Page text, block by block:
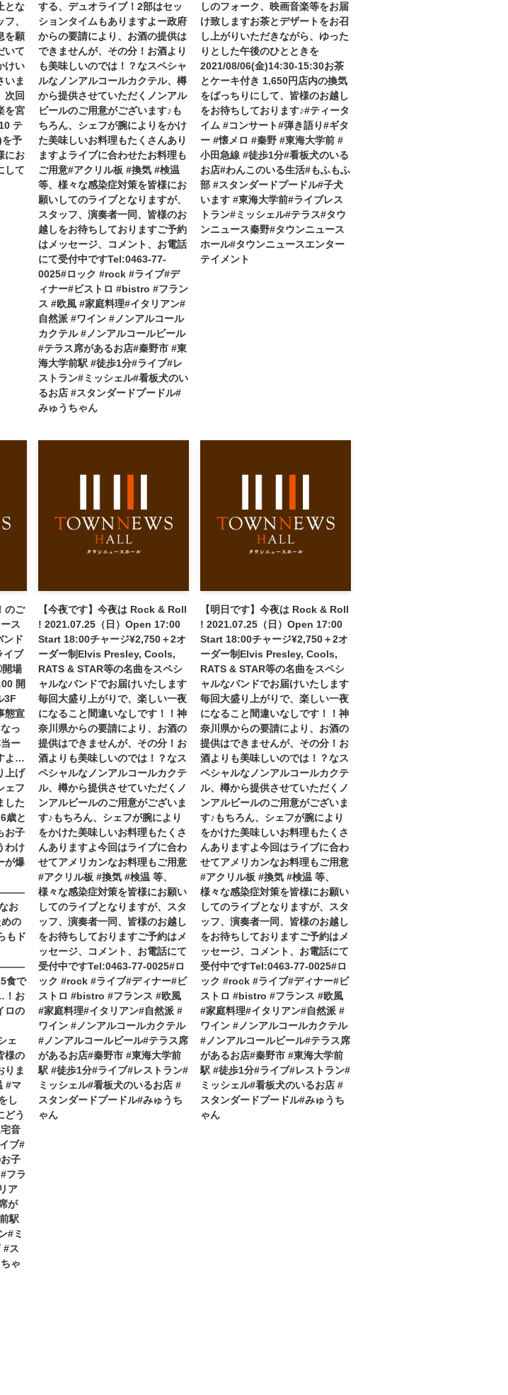
とな
、
を願
いて
けい
いま
次回
を宮
テ
を予
にお
して
する、デュオライブ！2部はセッ
ションタイムもありますよー政府
からの要請により、お酒の提供は
できませんが、その分！お酒より
も美味しいのでは！？なスペシャ
ルなノンアルコールカクテル、樽
から提供させていただくノンアル
ビールのご用意がございます♪も
ちろん、シェフが腕によりをかけ
た美味しいお料理もたくさんあり
ますよライブに合わせたお料理も
ご用意#アクリル板 #換気 #検温
等、様々な感染症対策を皆様にお
願いしてのライブとなりますが、
スタッフ、演奏者一同、皆様のお
越しをお待ちしておりますご予約
はメッセージ、コメント、お電話
にて受付中ですTel:0463-77-
0025#ロック #rock #ライブ#デ
ィナー#ビストロ #bistro #フラン
ス #欧風 #家庭料理#イタリアン#
自然派 #ワイン #ノンアルコール
カクテル #ノンアルコールビール
#テラス席があるお店#秦野市 #東
海大学前駅 #徒歩1分#ライブ#レ
ストラン#ミッシェル#看板犬のい
るお店 #スタンダードプードル#
みゅうちゃん
しのフォーク、映画音楽等をお届
け致します️お茶とデザートをお召
し上がりいただきながら、ゆった
りとした午後のひとときを️
2021/08/06(金)14:30-15:30お茶
とケーキ付き 1,650円店内の換気
をばっちりにして、皆様のお越し
をお待ちしております♪#ティータ
イム #コンサート#弾き語り#ギタ
ー #懐メロ #秦野 #東海大学前 #
小田急線 #徒歩1分#看板犬のいる
お店#わんこのいる生活#もふもふ
部 #スタンダードプードル#子犬
います #東海大学前#ライブレス
トラン#ミッシェル#テラス#タウ
ンニュース秦野#タウンニュース
ホール#タウンニュースエンター
テイメント
のご
ス
ンド
イブ
場
開
3F
態宣
っ
ー
よ…
上げ
ェフ
した
歳と
お子
わけ
が爆
お
の
もド
で
！お
ロの
ェ
様の
りま
#マ
し
どう
音
ブ#
子
フラ
ア
が
駅
#ミ
#ス
ゃ
【今夜です】今夜は Rock & Roll
! 2021.07.25（日）Open 17:00
Start 18:00チャージ¥2,750＋2オ
ーダー制Elvis Presley, Cools,
RATS & STAR等の名曲をスペシ
ャルなバンドでお届けいたします
毎回大盛り上がりで、楽しい一夜
になること間違いなしです！！神
奈川県からの要請により、お酒の
提供はできませんが、その分！お
酒よりも美味しいのでは！？なス
ペシャルなノンアルコールカクテ
ル、樽から提供させていただくノ
ンアルビールのご用意がございま
す♪もちろん、シェフが腕により
をかけた美味しいお料理もたくさ
んありますよ今回はライブに合わ
せてアメリカンなお料理もご用意
#アクリル板 #換気 #検温 等、
様々な感染症対策を皆様にお願い
してのライブとなりますが、スタ
ッフ、演奏者一同、皆様のお越し
をお待ちしておりますご予約はメ
ッセージ、コメント、お電話にて
受付中ですTel:0463-77-0025#ロ
ック #rock #ライブ#ディナー#ビ
ストロ #bistro #フランス #欧風
#家庭料理#イタリアン#自然派 #
ワイン #ノンアルコールカクテル
#ノンアルコールビール#テラス席
があるお店#秦野市 #東海大学前
駅 #徒歩1分#ライブ#レストラン#
ミッシェル#看板犬のいるお店 #
スタンダードプードル#みゅうち
ゃん
【明日です】今夜は Rock & Roll
! 2021.07.25（日）Open 17:00
Start 18:00チャージ¥2,750＋2オ
ーダー制Elvis Presley, Cools,
RATS & STAR等の名曲をスペシ
ャルなバンドでお届けいたします
毎回大盛り上がりで、楽しい一夜
になること間違いなしです！！神
奈川県からの要請により、お酒の
提供はできませんが、その分！お
酒よりも美味しいのでは！？なス
ペシャルなノンアルコールカクテ
ル、樽から提供させていただくノ
ンアルビールのご用意がございま
す♪もちろん、シェフが腕により
をかけた美味しいお料理もたくさ
んありますよ今回はライブに合わ
せてアメリカンなお料理もご用意
#アクリル板 #換気 #検温 等、
様々な感染症対策を皆様にお願い
してのライブとなりますが、スタ
ッフ、演奏者一同、皆様のお越し
をお待ちしておりますご予約はメ
ッセージ、コメント、お電話にて
受付中ですTel:0463-77-0025#ロ
ック #rock #ライブ#ディナー#ビ
ストロ #bistro #フランス #欧風
#家庭料理#イタリアン#自然派 #
ワイン #ノンアルコールカクテル
#ノンアルコールビール#テラス席
があるお店#秦野市 #東海大学前
駅 #徒歩1分#ライブ#レストラン#
ミッシェル#看板犬のいるお店 #
スタンダードプードル#みゅうち
ゃん